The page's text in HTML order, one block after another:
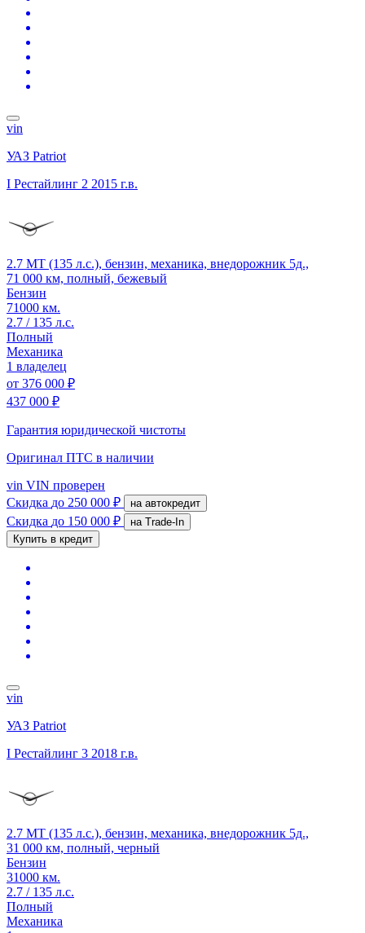
vin
УАЗ Patriot
I Рестайлинг 2 2015 г.в.
2.7 MT (135 л.с.), бензин, механика, внедорожник 5д.,
71 000 км, полный, бежевый
Бензин
71000 км.
2.7 / 135 л.с.
Полный
Механика
1 владелец
от 376 000 ₽
437 000 ₽
Гарантия юридической чистоты
Оригинал ПТС в наличии
vin VIN проверен
Скидка до 250 000 ₽ на автокредит
Скидка до 150 000 ₽
на Trade-In
Купить в кредит
vin
УАЗ Patriot
I Рестайлинг 3 2018 г.в.
2.7 MT (135 л.с.), бензин, механика, внедорожник 5д.,
31 000 км, полный, черный
Бензин
31000 км.
2.7 / 135 л.с.
Полный
Механика